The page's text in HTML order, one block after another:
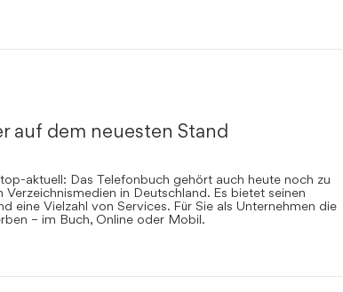
auf dem neuesten Stand
aktuell: Das Telefonbuch gehört auch heute noch zu
in Deutschland. Es bietet seinen
eine Vielzahl von Services. Für Sie als Unternehmen die
– im Buch, Online oder Mobil.